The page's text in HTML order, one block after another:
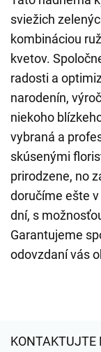
sviežich
kombináciou
kvetov.
radosti a
narodenín,
niekoho
vybraná a
skúsenými
prirodzene, no
doručíme ešte
dní, s
Garantujeme
odovzdaní vás
KONTAKTUJTE